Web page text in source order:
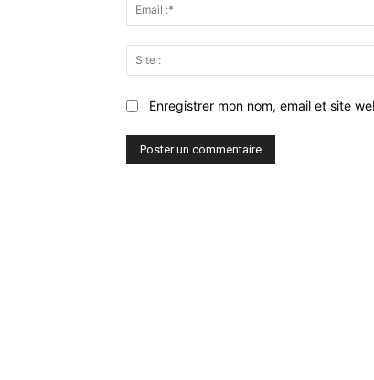
Enregistrer mon nom, email et site